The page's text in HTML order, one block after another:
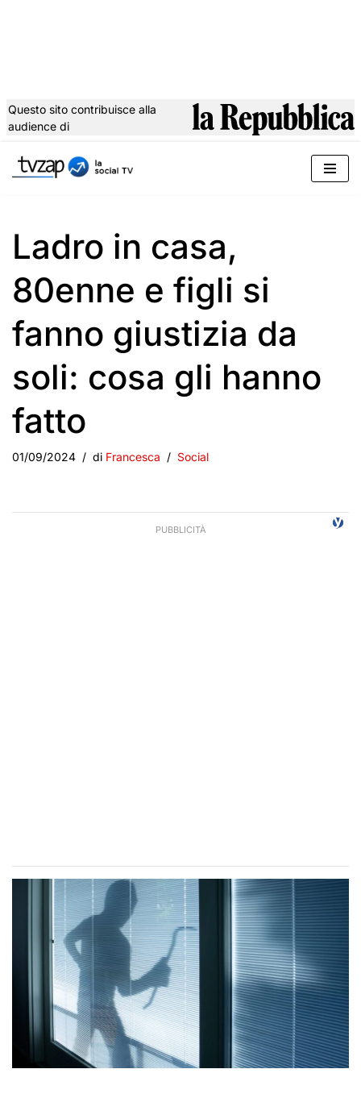
al
Questo sito contribuisce alla
audience di
Ladro in casa,
80enne e figli si
fanno giustizia da
soli: cosa gli hanno
fatto
01/09/2024 di Francesca Social